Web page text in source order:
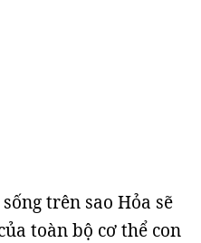
trên sao Hỏa sẽ
toàn bộ cơ thể con